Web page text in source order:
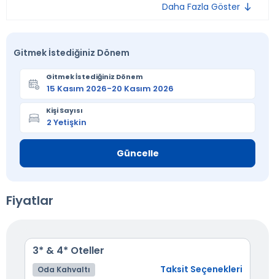
Daha Fazla Göster
Gitmek İstediğiniz Dönem
Gitmek İstediğiniz Dönem
Kişi Sayısı
Güncelle
Fiyatlar
3* & 4* Oteller
Oda Kahvaltı Taksit Seçenekleri